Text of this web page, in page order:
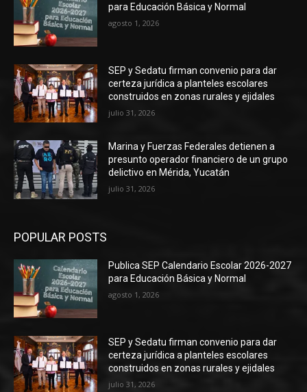
para Educación Básica y Normal
agosto 1, 2026
SEP y Sedatu firman convenio para dar
certeza jurídica a planteles escolares
construidos en zonas rurales y ejidales
julio 31, 2026
Marina y Fuerzas Federales detienen a
presunto operador financiero de un grupo
delictivo en Mérida, Yucatán
julio 31, 2026
POPULAR POSTS
Publica SEP Calendario Escolar 2026-2027
para Educación Básica y Normal
agosto 1, 2026
SEP y Sedatu firman convenio para dar
certeza jurídica a planteles escolares
construidos en zonas rurales y ejidales
julio 31, 2026